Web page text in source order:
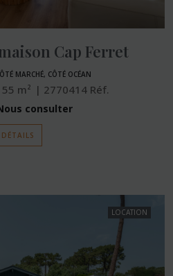
Cap Ferret
MARCHÉ, CÔTÉ OCÉAN
55 m² 2770414 Réf.
consulter
DÉTAILS
LOCATION